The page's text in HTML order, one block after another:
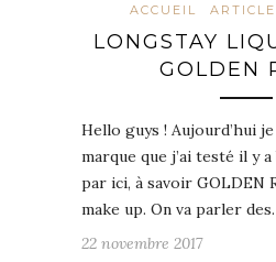
ACCUEIL
LONGSTAY
GOLDEN
Hello guys ! Aujourd’hui
marque que j’ai testé il y
par ici, à savoir GOLDEN
make up. On va parler
22 novembre 2017